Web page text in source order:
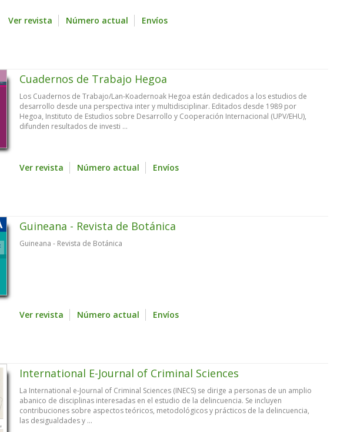
Ver revista Número actual Envíos
Cuadernos de Trabajo Hegoa
Los Cuadernos de Trabajo/Lan-Koadernoak Hegoa están dedicados a los estudios de
desarrollo desde una perspectiva inter y multidisciplinar. Editados desde 1989 por
Hegoa, Instituto de Estudios sobre Desarrollo y Cooperación Internacional (UPV/EHU),
difunden resultados de investi ...
Ver revista Número actual Envíos
Guineana - Revista de Botánica
Guineana - Revista de Botánica
Ver revista Número actual Envíos
International E-Journal of Criminal Sciences
La International e-Journal of Criminal Sciences (INECS) se dirige a personas de un amplio
abanico de disciplinas interesadas en el estudio de la delincuencia. Se incluyen
contribuciones sobre aspectos teóricos, metodológicos y prácticos de la delincuencia,
las desigualdades y ...